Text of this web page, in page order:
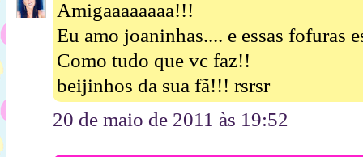
Amigaaaaaaaa!!!
Eu amo joaninhas.... e essas fofuras
Como tudo que vc faz!!
beijinhos da sua fã!!! rsrsr
20 de maio de 2011 às 19:52